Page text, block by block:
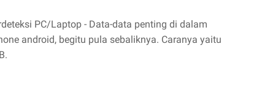
PC/Laptop - Data-data penting di dalam
android, begitu pula sebaliknya. Caranya yaitu